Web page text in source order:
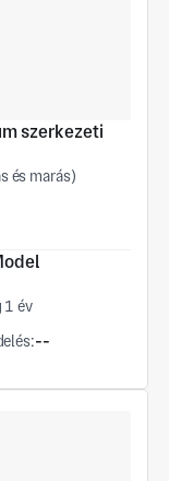
szerkezeti
és marás)
1 év
--